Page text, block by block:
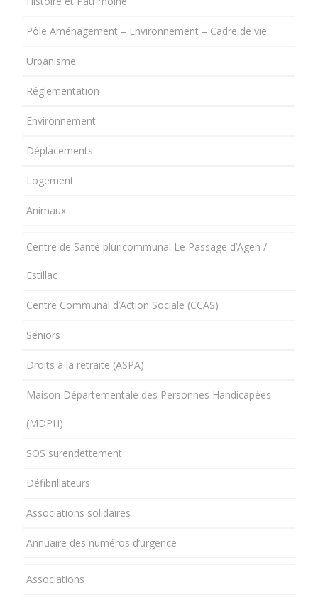
Pôle Aménagement – Environnement – Cadre de vie
Urbanisme
Réglementation
Environnement
Déplacements
Logement
Animaux
Centre de Santé pluricommunal Le Passage d’Agen /
Estillac
Centre Communal d’Action Sociale (CCAS)
Seniors
Droits à la retraite (ASPA)
Maison Départementale des Personnes Handicapées
(MDPH)
SOS surendettement
Défibrillateurs
Associations solidaires
Annuaire des numéros d’urgence
Associations